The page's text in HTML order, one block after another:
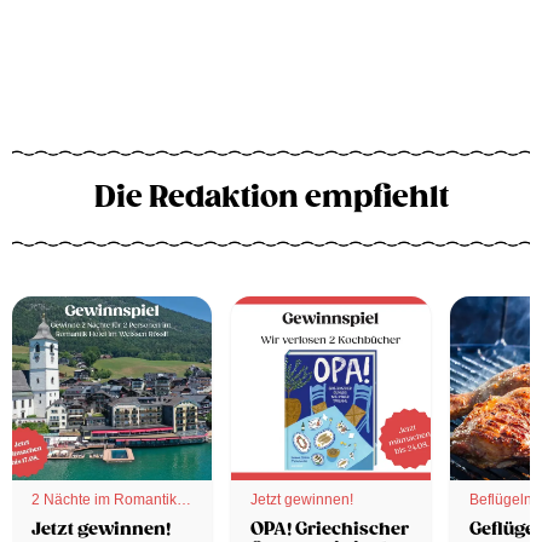
Die Redaktion empfiehlt
2 Nächte im Romantik
Hotel
Jetzt gewinnen!
Jetzt gewinnen!
OPA! Griechischer